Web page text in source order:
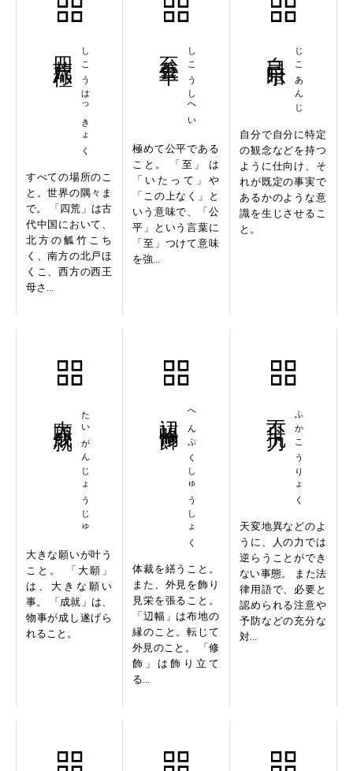
しこうはっきょく
すべての場所のこ
と。世界の隅々ま
で。 「四荒」は古
代中国において、
北方の觚竹こち
く、南方の北戸ほ
くこ、西方の西王
母さ...
しこうしへい
極めて公平である
こと。 「至」 は
「いたって」や
「この上なく」と
いう意味で、「公
平」という言葉に
「至」つけて意味
を強...
じこあんじ
自分で自分に特定
の観念などを持つ
ように仕向け、そ
れが既定の事実で
あるかのような意
識を生じさせるこ
と。
たいがんじょうじゅ
大きな願いが叶う
こと。 「大願」
は、大きな願い
事。 「成就」は、
物事が成し遂げら
れること。
へんぷくしゅうしょく
体裁を繕うこと。
また、外見を飾り
見栄を張ること。
「辺幅」は布地の
縁のこと。転じて
外見のこと。 「修
飾」は飾り立て
る...
ふかこうりょく
天変地異などのよ
うに、人の力では
逆らうことができ
ない事態。 また法
律用語で、必要と
認められる注意や
予防などの充分な
対...